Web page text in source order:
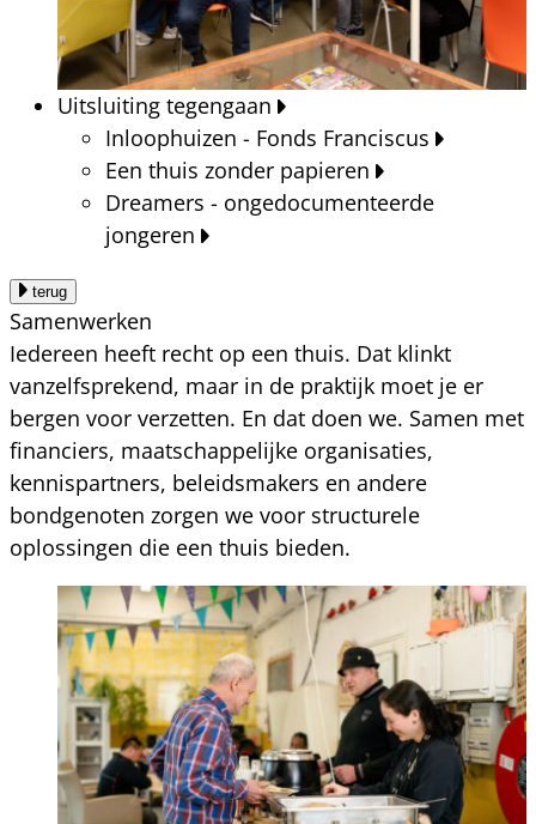
Uitsluiting tegengaan
Inloophuizen - Fonds Franciscus
Een thuis zonder papieren
Dreamers - ongedocumenteerde
jongeren
terug
Samenwerken
Iedereen heeft recht op een thuis. Dat klinkt
vanzelfsprekend, maar in de praktijk moet je er
bergen voor verzetten. En dat doen we. Samen met
financiers, maatschappelijke organisaties,
kennispartners, beleidsmakers en andere
bondgenoten zorgen we voor structurele
oplossingen die een thuis bieden.